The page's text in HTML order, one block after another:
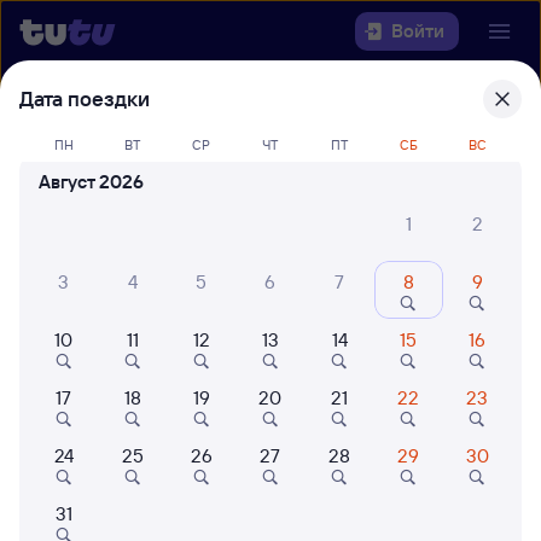
Войти
Выберите день, чтобы найти
билеты Пенза-1 — Бобров
Откуда
Кто едет
Найти поезда
Дата поездки
ПН ВТ СР ЧТ ПТ СБ ВС
Август 2026
1
2
3 4 5 6 7 8 9
10 11 12 13 14 15 16
17 18 19 20 21 22 23
24 25 26 27 28 29 30
31